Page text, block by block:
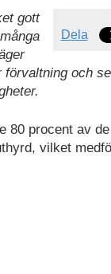
Dela
gott
och
80 procent av
vilket